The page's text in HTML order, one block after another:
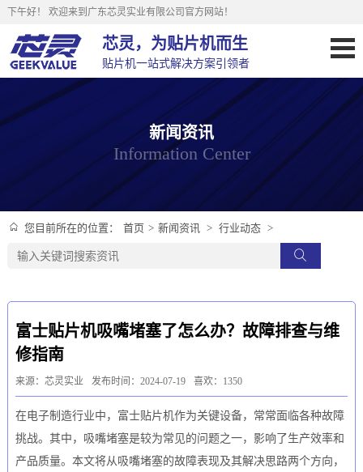
下午好！ 欢迎来到广东芯灵实业有限公司官方网站！
芯灵，为贴片机而生
贴片机一站式解决方案引领者
新闻资讯
Information Center
您目前所在的位置： 首页 > 新闻资讯 > 行业动态 >
富士贴片机吸嘴堵塞了怎么办？故障排查与维
修指南
来源：芯灵实业 发布时间：2024-07-19 喜欢：1350
在电子制造行业中，富士贴片机作为关键设备，常常面临各种故障
挑战。其中，吸嘴堵塞是较为常见的问题之一，影响了生产效率和
产品质量。本文将从吸嘴堵塞的故障表现及其解决思路两个方向，